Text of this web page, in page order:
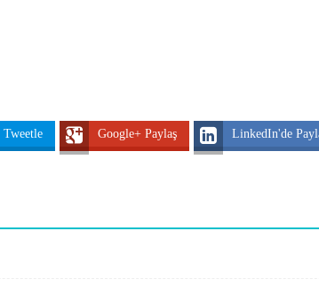
Tweetle Google+ Paylaş LinkedIn'de